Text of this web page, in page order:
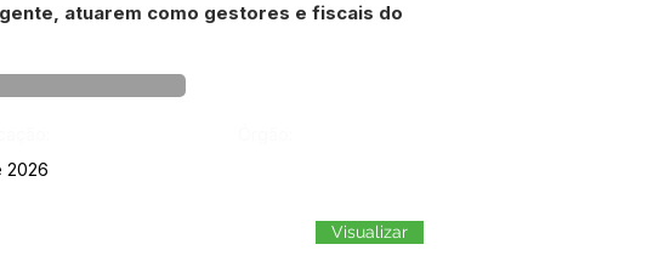
atuarem como gestores e fiscais do
2026
Visualizar